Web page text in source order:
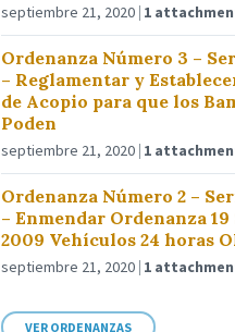
septiembre 21, 2020 1
Ordenanza Número 3 –
– Reglamentar y
de Acopio para que los
Poden
septiembre 21, 2020 1
Ordenanza Número 2 –
– Enmendar Ordenanza
2009 Vehículos 24 horas
septiembre 21, 2020 1
VER ORDENANZAS